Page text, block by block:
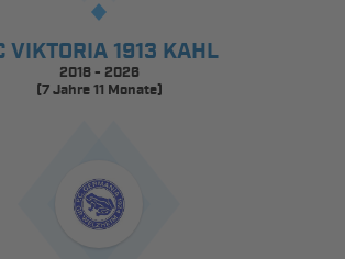
VIKTORIA 1913 KAHL
2018 - 2026
(7 Jahre 11 Monate)